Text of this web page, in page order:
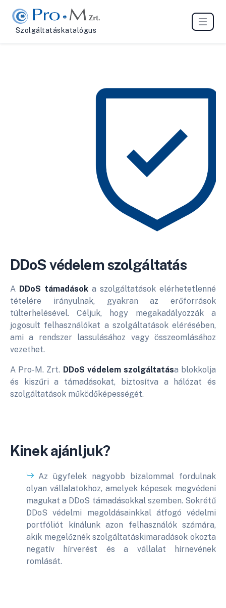
Szolgáltatáskatalógus
DDoS védelem szolgáltatás
A DDoS támadások a szolgáltatások elérhetetlenné
tételére irányulnak, gyakran az erőforrások
túlterhelésével. Céljuk, hogy megakadályozzák a
jogosult felhasználókat a szolgáltatások elérésében,
ami a rendszer lassulásához vagy összeomlásához
vezethet.
A Pro-M. Zrt. DDoS védelem szolgáltatása blokkolja
és kiszűri a támadásokat, biztosítva a hálózat és
szolgáltatások működőképességét.
Kinek ajánljuk?
Az ügyfelek nagyobb bizalommal fordulnak
olyan vállalatokhoz, amelyek képesek megvédeni
magukat a DDoS támadásokkal szemben. Sokrétű
DDoS védelmi megoldásainkkal átfogó védelmi
portfóliót kínálunk azon felhasználók számára,
akik megelőznék szolgáltatáskimaradások okozta
negatív hírverést és a vállalat hírnevének
romlását.